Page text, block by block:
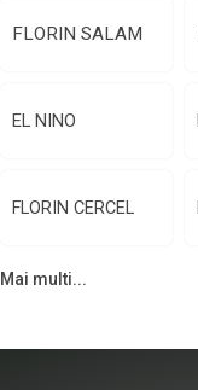
FLORIN SALAM
EL NINO
FLORIN CERCEL
Mai multi...